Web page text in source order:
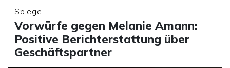
Spiegel
Vorwürfe gegen Melanie Amann:
Positive Berichterstattung über
Geschäftspartner